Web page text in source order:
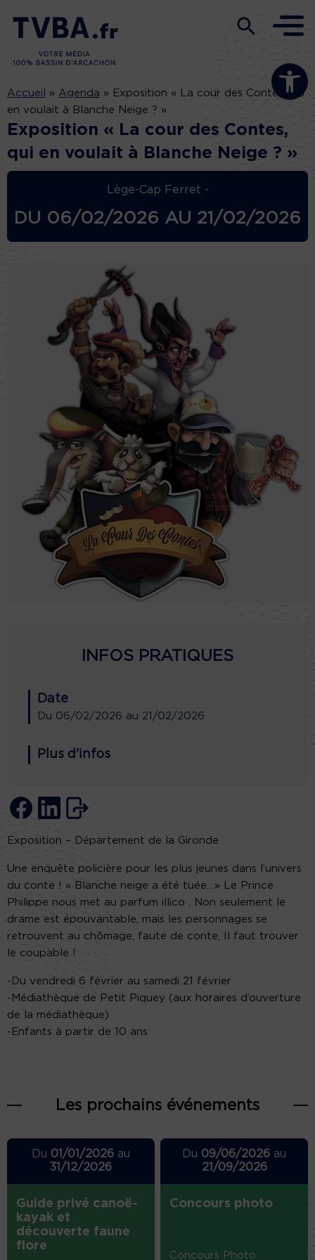
Ouvrir la
Accueil » Agenda » Exposition « La cour des Contes, qui
en voulait à Blanche Neige ? »
Exposition « La cour des Contes,
qui en voulait à Blanche Neige ? »
Lège-Cap Ferret -
DU 06/02/2026 AU 21/02/2026
INFOS PRATIQUES
Date
Du 06/02/2026 au 21/02/2026
Plus d'infos
Exposition – Département de la Gironde
Une enquête policière pour les plus jeunes dans l’univers
du conte ! « Blanche neige a été tuée…» Le Prince
Philippe nous met au parfum illico . Non seulement le
drame est épouvantable, mais les personnages se
retrouvent au chômage, faute de conte, Il faut trouver
le coupable !
-Du vendredi 6 février au samedi 21 février
-Médiathèque de Petit Piquey (aux horaires d’ouverture
de la médiathèque)
-Enfants à partir de 10 ans
Les prochains événements
Du 01/01/2026au
31/12/2026
Guide privé canoë-
kayak et
découverte faune
flore
Du 09/06/2026 au
21/09/2026
Concours photo
Concours Photo